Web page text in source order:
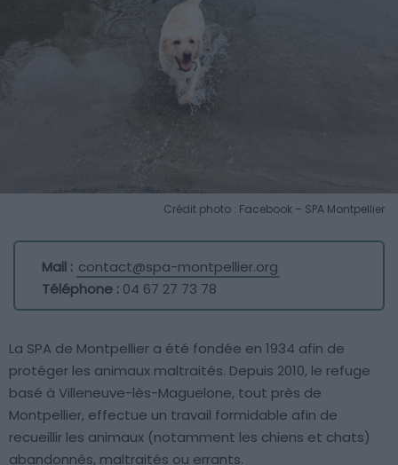
Crédit photo : Facebook – SPA Montpellier
Mail : contact@spa-montpellier.org
Téléphone : 04 67 27 73 78
La SPA de Montpellier a été fondée en 1934 afin de
protéger les animaux maltraités. Depuis 2010, le refuge
basé à Villeneuve-lès-Maguelone, tout près de
Montpellier, effectue un travail formidable afin de
recueillir les animaux (notamment les chiens et chats)
abandonnés, maltraités ou errants.